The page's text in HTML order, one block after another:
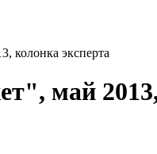
колонка эксперта
май 2013,